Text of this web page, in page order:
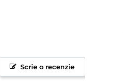
Scrie o recenzie